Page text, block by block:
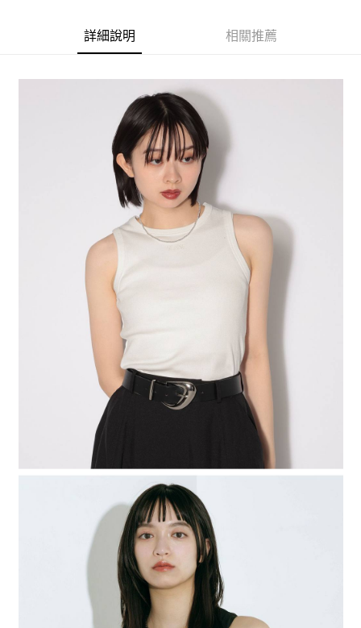
3.實際核准額度、可分期數及費用金額請依後續交易確認頁面所載為準。
4.訂單成立30分鐘內，如未前往確認交易或遇審核未通過，訂單將自動取
消。如遇「轉專審核」未通過狀況，表示未達大哥付你分期系統評分，恕無
1.分期款項不併入電信帳單，「大哥付你分期」於每月結算日後寄送繳費提
2.透過簡訊連結打開帳單後，可選擇「超商條碼／台灣大直營門市／銀行轉
帳／街口支付／iPASS MONEY」等通路繳費。
1.本服務係由「台灣大哥大股份有限公司」（以下簡稱本公司）所提供，讓
用戶於交易時，得透過本服務購買商品或服務，並由商店將買賣／分期付款
買賣價金債權讓與本公司後，依約使用本公司帳單繳交帳款。
2.基於同意付款使用「大哥付你分期」之契約關係目的，商店將以您的個人
資料（包含姓名、電話或地址）提供予台灣大哥大進項蒐集、處理及利用，
由本公司與您本人進行分期帳單所需資料之確認、核對及更正。
3.完整用戶服務條款，請詳閱以下連結：
https://oppay.tw/userRule
３．安心：先確認商品／服務後，再付款。
【「AFTEE先享後付」結帳流程】
１．於結帳方式選擇「AFTEE先享後付」後，將跳轉至「AFTEE先享後付」
結帳頁面，進行簡訊認證並確認金額後，即可完成結帳。
２．訂單成立數日內，您將收到繳費通知簡訊。
３．收到繳費通知簡訊後14天內，點擊此簡訊中的連結，可透過四大超商／
ATM／網路銀行／等多元方式進行付款，方視為交易完成。
※ 請注意：結帳手續完成當下不需立刻繳費，但若您需要取消訂單，請聯絡
購買商品的店家。未經商家同意取消之訂單仍視為有效，需透過AFTEE先享
※ 交易是否成功請以「AFTEE先享後付 」之結帳頁面顯示為準，若有關於
是否繳費成功／繳費後需取消欲退款等相關疑問，請聯繫「AFTEE先享後付
https://netprotections.freshdesk.com/support/home
１．透過由恩沛科技股份有限公司提供之「AFTEE先享後付」服務完成之交
易，需依本服務之必要範圍內提供個人資料，並將交易相關給付款項請求債
權轉讓予恩沛科技股份有限公司。
２．關於個人資料處理事宜，請瀏覽以下網址：
https://aftee.tw/terms/#terms3
３．未成年的使用者請事先徵得法定代理人或監護人之同意方可使用
「AFTEE先享後付」，若未經同意申辦者引起之損失，本公司不負相關責
４．使用「AFTEE先享後付」時，將依據個別帳號之用戶狀況，依本公司即
時審查核予不同之上限額度；若仍有額度不足之情形，本公司將視審查結果
請求用戶進行身份認證。
５．嚴禁一人註冊多個帳號或使用他人資訊註冊。若發現惡意使用之情形，
恩沛科技股份有限公司將有權停止該用戶之使用額度並採取法律行動。
全家 取貨付款
每筆NT$80，滿NT$1,500(含以上)免運費
每筆NT$80，滿NT$1,500(含以上)免運費
每筆NT$80，滿NT$1,500(含以上)免運費
每筆NT$80，滿NT$1,500(含以上)免運費
每筆NT$80，滿NT$1,500(含以上)免運費
詳細說明 相關推薦